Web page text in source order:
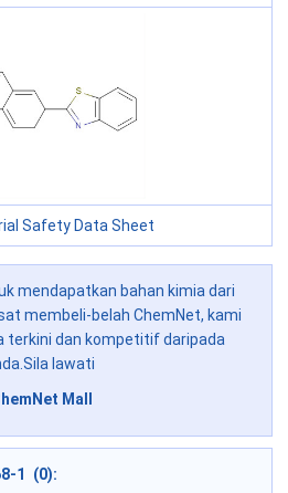
Safety Data Sheet
mendapatkan bahan kimia dari
membeli-belah ChemNet, kami
terkini dan kompetitif daripada
lawati
Mall
1 (0):